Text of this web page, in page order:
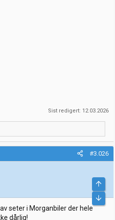
Sist redigert: 12.03.2026
#3.026
seter i Morganbiler der hele
dårlig!